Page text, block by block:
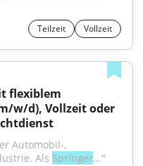
Teilzeit Vollzeit
flexiblem
w/d), Vollzeit oder
Automobil-,
Als Springer..."